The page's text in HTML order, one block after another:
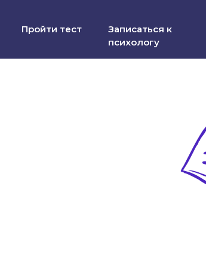
Пройти тест
Записаться к
психологу